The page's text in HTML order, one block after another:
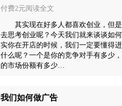
付费2元阅读全文
其实现在好多人都喜欢创业，但
去思考创业呢？今天我们就来谈谈如
实你在开店的时候，我们一定要懂得
什么呢？一个是你的竞争对手有多少
的市场份额有多少…
我们如何做广告